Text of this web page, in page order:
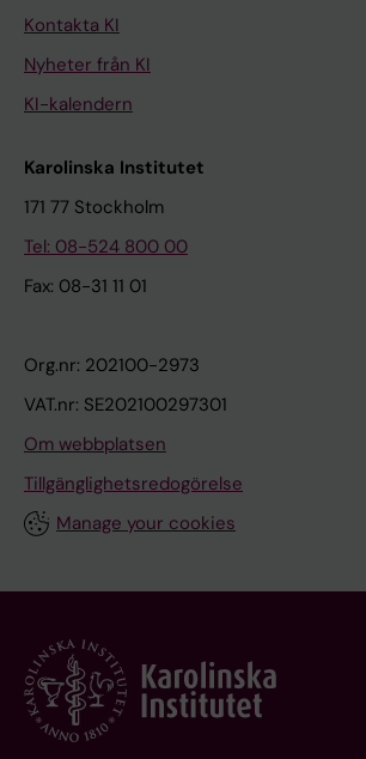
Kontakta KI
Nyheter från KI
KI-kalendern
Karolinska Institutet
171 77 Stockholm
Tel: 08-524 800 00
Fax: 08-31 11 01
Org.nr: 202100-2973
VAT.nr: SE202100297301
Om webbplatsen
Tillgänglighetsredogörelse
Manage your cookies